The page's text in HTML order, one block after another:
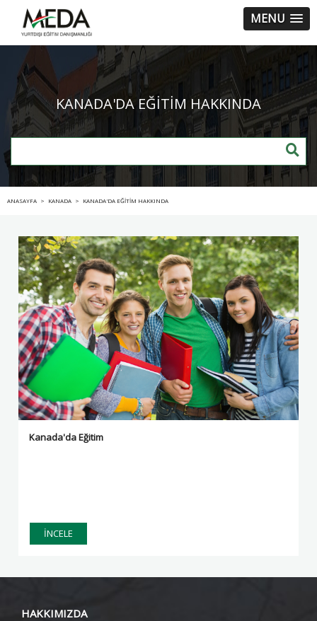
MENU
KANADA'DA EĞİTİM HAKKINDA
ANASAYFA > KANADA > KANADA'DA EĞİTİM HAKKINDA
Kanada'da Eğitim
İNCELE
HAKKIMIZDA